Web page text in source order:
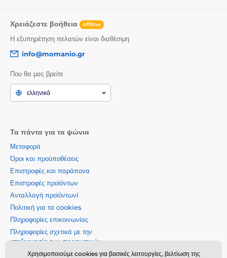
Χρειάζεστε βοήθεια offline
Η εξυπηρέτηση πελατών είναι διαθέσιμη
info@momanio.gr
Που θα μας βρείτε
ελληνικά
Τα πάντα για τα ψώνια
Μεταφορά
Όροι και προϋποθέσεις
Επιστροφές και παράπονα
Επιστροφές προϊόντων
Ανταλλαγή προϊόντωνí
Πολιτική για τα cookies
Πληροφορίες επικοινωνίας
Πληροφορίες σχετικά με την
επεξεργασία των προσωπικών
δεδομένωνΧρησιμοποιούμε cookies για βασικές λειτουργίες, βελτίωση της